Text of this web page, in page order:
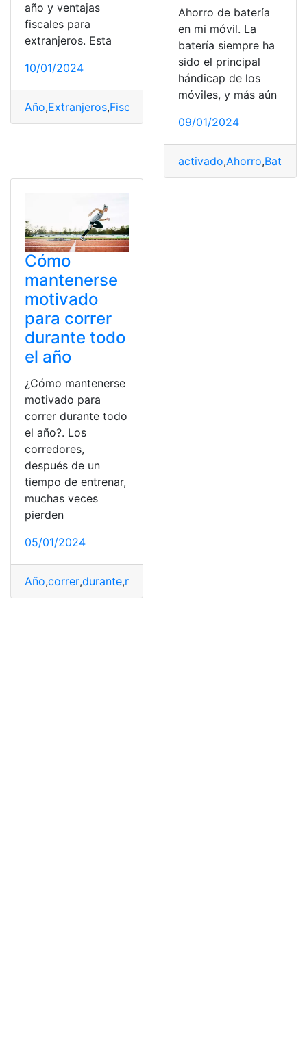
año y ventajas
fiscales para
extranjeros. Esta
10/01/2024
Año,Extranjeros,Fiscales
Ahorro de batería
en mi móvil. La
batería siempre ha
sido el principal
hándicap de los
móviles, y más aún
09/01/2024
activado,Ahorro,Batería
Cómo
mantenerse
motivado
para correr
durante todo
el año
¿Cómo mantenerse
motivado para
correr durante todo
el año?. Los
corredores,
después de un
tiempo de entrenar,
muchas veces
pierden
05/01/2024
Año,correr,durante,mantenerse